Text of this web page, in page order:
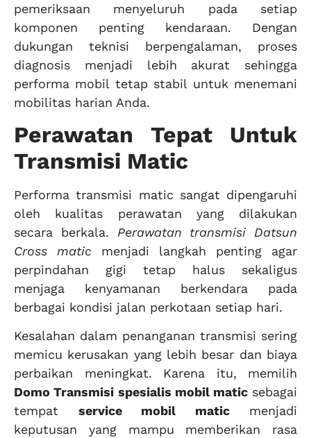
pemeriksaan menyeluruh pada setiap
komponen penting kendaraan. Dengan
dukungan teknisi berpengalaman, proses
diagnosis menjadi lebih akurat sehingga
performa mobil tetap stabil untuk menemani
mobilitas harian Anda.
Perawatan Tepat Untuk
Transmisi Matic
Performa transmisi matic sangat dipengaruhi
oleh kualitas perawatan yang dilakukan
secara berkala. Perawatan transmisi Datsun
Cross matic menjadi langkah penting agar
perpindahan gigi tetap halus sekaligus
menjaga kenyamanan berkendara pada
berbagai kondisi jalan perkotaan setiap hari.
Kesalahan dalam penanganan transmisi sering
memicu kerusakan yang lebih besar dan biaya
perbaikan meningkat. Karena itu, memilih
Domo Transmisi spesialis mobil matic sebagai
tempat service mobil maticmenjadi
keputusan yang mampu memberikan rasa